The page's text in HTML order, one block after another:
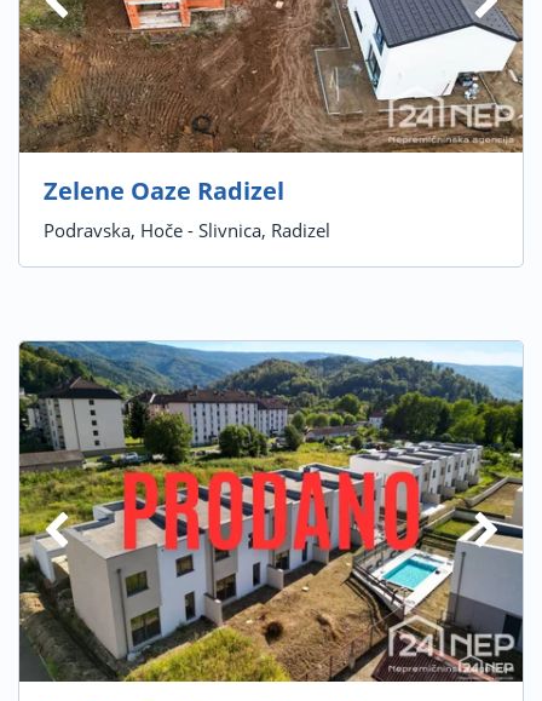
Zelene Oaze Radizel
Podravska, Hoče - Slivnica, Radizel